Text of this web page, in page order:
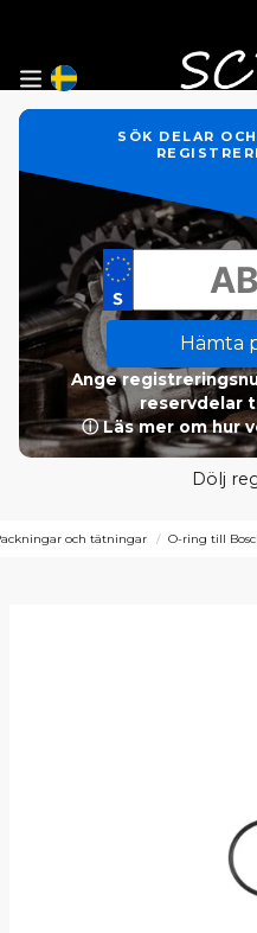
SÖK DELAR
Hämta
Ange
reservdelar
ⓘ Läs mer om hur
Dölj
och tätningar O-ring till